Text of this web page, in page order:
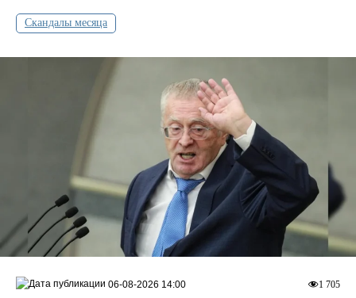
Скандалы месяца
1 705
06-08-2026 14:00